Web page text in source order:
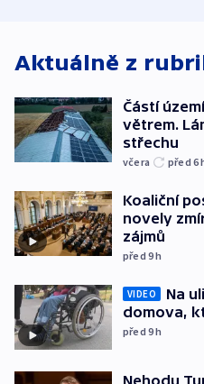
Aktuálně z
Částí
větrem.
střechu
včera před 6
Koaliční
novely
zájmů
před 9h
VIDEO
Na
domova,
před 9h
Nehodu